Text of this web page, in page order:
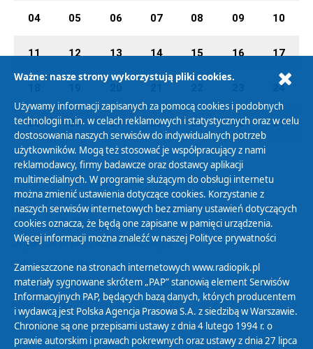
04 05 06 07 08 09 10
11 12 13 14 15 16 17
24
25 26 27 28 29 30 31
Polityka Prywatności
Zasady korzystania z Serwisu
Organizacje Pożytku Publicznego
Cyfryzacja DAB+
Polityka ochrony danych osobowych
Abonament
Zamówienia publiczne
Ważne: nasze strony wykorzystują pliki cookies.
Używamy informacji zapisanych za pomocą cookies i podobnych
technologii m.in. w celach reklamowych i statystycznych oraz w celu
dostosowania naszych serwisów do indywidualnych potrzeb
użytkowników. Mogą też stosować je współpracujący z nami
reklamodawcy, firmy badawcze oraz dostawcy aplikacji
multimedialnych. W programie służącym do obsługi internetu
można zmienić ustawienia dotyczące cookies. Korzystanie z
naszych serwisów internetowych bez zmiany ustawień dotyczących
cookies oznacza, że będą one zapisane w pamięci urządzenia.
Więcej informacji można znaleźć w naszej Polityce prywatności
Zamieszczone na stronach internetowych www.radiopik.pl
materiały sygnowane skrótem „PAP” stanowią element Serwisów
Informacyjnych PAP, będących bazą danych, których producentem
i wydawcą jest Polska Agencja Prasowa S.A. z siedzibą w Warszawie.
Chronione są one przepisami ustawy z dnia 4 lutego 1994 r. o
prawie autorskim i prawach pokrewnych oraz ustawy z dnia 27 lipca